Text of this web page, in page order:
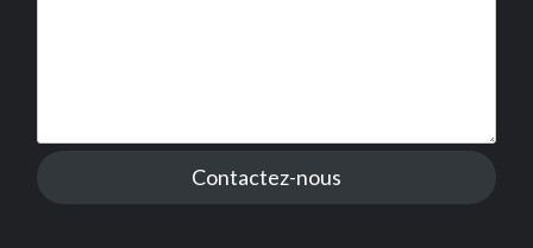
Contactez-nous